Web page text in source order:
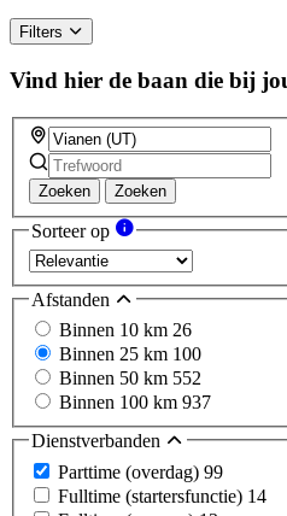
ignore
this
field
Filters
Vind hier de baan die bij
Zoeken Zoeken
Sorteer op
Afstanden
Binnen 10 km 26
Binnen 25 km 100
Binnen 50 km 552
Binnen 100 km 937
Dienstverbanden
Parttime (overdag) 99
Fulltime (startersfunctie) 14